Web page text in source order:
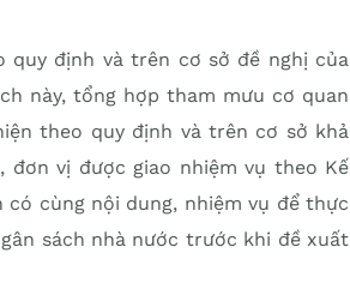
quy định và trên cơ sở đề nghị của
này, tổng hợp tham mưu cơ quan
theo quy định và trên cơ sở khả
đơn vị được giao nhiệm vụ theo Kế
cùng nội dung, nhiệm vụ để thực
sách nhà nước trước khi đề xuất